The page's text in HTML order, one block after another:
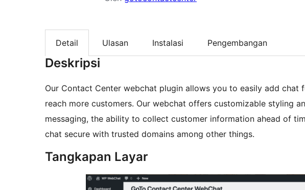
Detail Ulasan Instalasi Pengembangan
Deskripsi
Our Contact Center webchat plugin allows you to easily add
reach more customers. Our webchat offers customizable styling
messaging, the ability to collect customer information ahead of
chat secure with trusted domains among other things.
Tangkapan Layar